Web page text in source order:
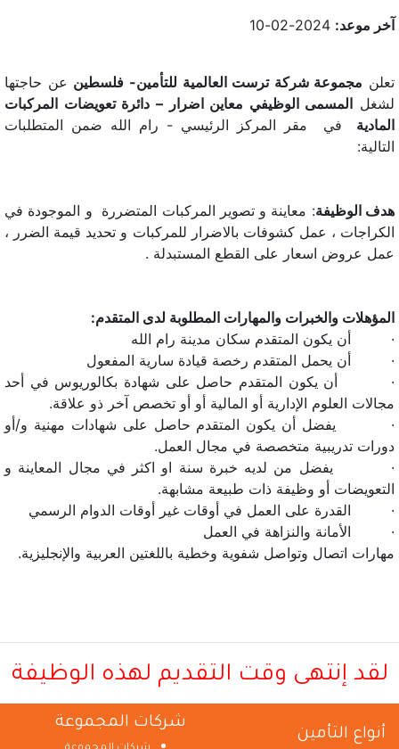
آخر موعد:
تعلن مجموعة شركة ترست العالمية للتأمين- فلسطين عن حاجتها
لشغل المسمى الوظيفي معاين اضرار – دائرة تعويضات المركبات
المادية في مقر المركز الرئيسي - رام الله ضمن المتطلبات
التالية:
هدف الوظيفة: معاينة و تصوير المركبات المتضررة و الموجودة في
الكراجات ، عمل كشوفات بالاضرار للمركبات و تحديد قيمة الضرر ،
عمل عروض اسعار على القطع المستبدلة .
المؤهلات والخبرات والمهارات المطلوبة لدى المتقدم:
· أن يكون المتقدم سكان مدينة رام الله
· أن يحمل المتقدم رخصة قيادة سارية المفعول
· أن يكون المتقدم حاصل على شهادة بكالوريوس في أحد
مجالات العلوم الإدارية أو المالية أو أو تخصص آخر ذو علاقة.
· يفضل أن يكون المتقدم حاصل على شهادات مهنية و/أو
دورات تدريبية متخصصة في مجال العمل.
· يفضل من لديه خبرة سنة او اكثر في مجال المعاينة و
التعويضات أو وظيفة ذات طبيعة مشابهة.
· القدرة على العمل في أوقات غير أوقات الدوام الرسمي
· الأمانة والنزاهة في العمل
مهارات اتصال وتواصل شفوية وخطية باللغتين العربية والإنجليزية.
لقد إنتهى وقت التقديم لهذه الوظيفة
أنواع التأمين
شركات المجموعة